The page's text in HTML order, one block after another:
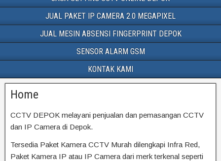
JUAL PAKET IP CAMERA 2.0 MEGAPIXEL
JUAL MESIN ABSENSI FINGERPRINT DEPOK
SENSOR ALARM GSM
KONTAK KAMI
Home
CCTV DEPOK melayani penjualan dan pemasangan CCTV
dan IP Camera di Depok.
Tersedia Paket Kamera CCTV Murah dilengkapi Infra Red,
Paket Kamera IP atau IP Camera dari merk terkenal seperti